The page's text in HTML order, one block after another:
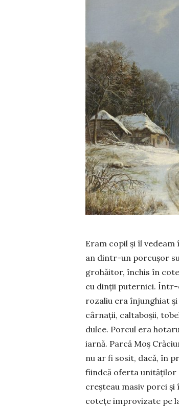
Eram copil și îl
an dintr-un porcușor
grohăitor, închis în
cu dinții puternici. Într-
rozaliu era înjunghiat
cârnații, caltaboșii,
dulce. Porcul era
iarnă. Parcă Moș
nu ar fi sosit, dacă, în
fiindcă oferta unităților
creșteau masiv porci și
cotețe improvizate pe